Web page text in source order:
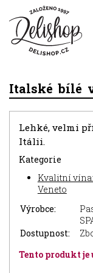
Italské bílé
Lehké, velmi
Itálii.
Kategorie
Kvalitní
Veneto
Výrobce:
Dostupnost:
Tento produkt je